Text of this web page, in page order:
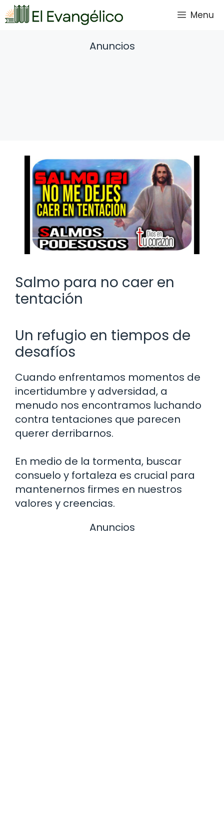
Saltar
al
Menu
Anuncios
Salmo para no caer en
tentación
Un refugio en tiempos de
desafíos
Cuando enfrentamos momentos de
incertidumbre y adversidad, a
menudo nos encontramos luchando
contra tentaciones que parecen
querer derribarnos.
En medio de la tormenta, buscar
consuelo y fortaleza es crucial para
mantenernos firmes en nuestros
valores y creencias.
Anuncios